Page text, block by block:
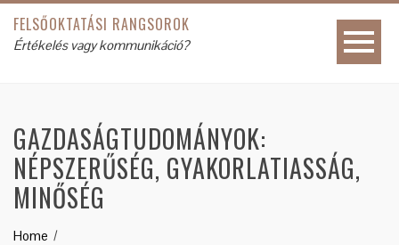
FELSŐOKTATÁSI RANGSOROK
Értékelés vagy kommunikáció?
GAZDASÁGTUDOMÁNYOK:
NÉPSZERŰSÉG, GYAKORLATIASSÁG,
MINŐSÉG
Home